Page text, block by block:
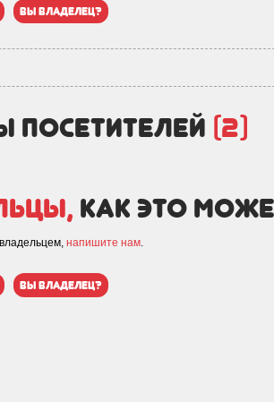
вы владелец?
посетителей (2)
как это
напишите нам.
вы владелец?